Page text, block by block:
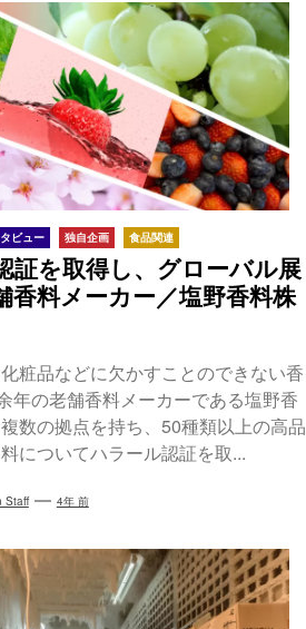
ビュー 独自企画 食品関連
証を取得し、グローバル展
香料メーカー／塩野香料株
粧品などに欠かすことのできない香
年の老舗香料メーカーである塩野香
数の拠点を持ち、50種類以上の高品
についてハラール認証を取...
Staff 4年 前